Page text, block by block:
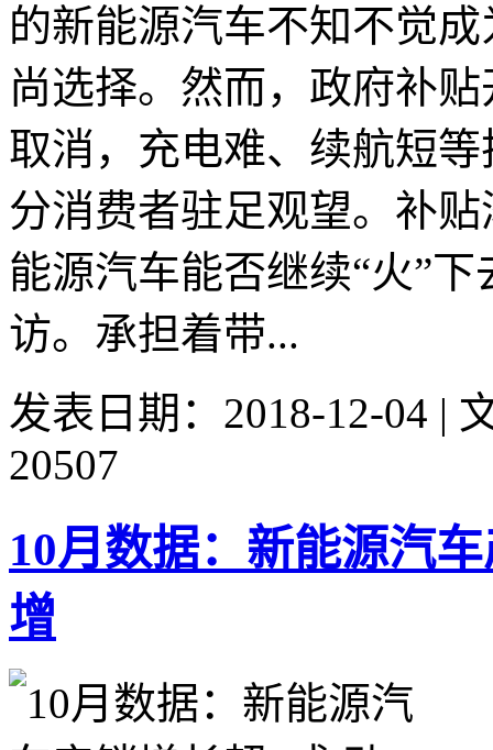
的新能源汽车不知不觉
尚选择。然而，政府补
取消，充电难、续航短
分消费者驻足观望。补
能源汽车能否继续“火”
访。承担着带...
发表日期：2018-12-04 |
20507
10月数据：新能源汽
增